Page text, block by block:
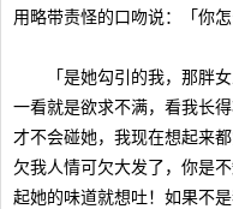
用略带责怪的口吻说：「你怎
「是她勾引的我，那胖女
一看就是欲求不满，看我长
才不会碰她，我现在想起来
欠我人情可欠大发了，你是
起她的味道就想吐！如果不